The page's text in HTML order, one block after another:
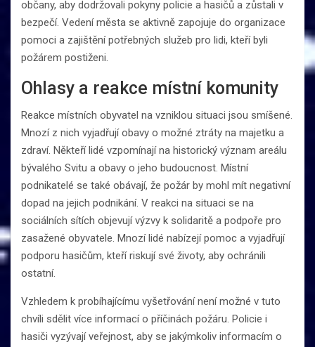
občany, aby dodržovali pokyny policie a hasičů a zůstali v
bezpečí. Vedení města se aktivně zapojuje do organizace
pomoci a zajištění potřebných služeb pro lidi, kteří byli
požárem postiženi.
Ohlasy a reakce místní komunity
Reakce místních obyvatel na vzniklou situaci jsou smíšené.
Mnozí z nich vyjadřují obavy o možné ztráty na majetku a
zdraví. Někteří lidé vzpomínají na historický význam areálu
bývalého Svitu a obavy o jeho budoucnost. Místní
podnikatelé se také obávají, že požár by mohl mít negativní
dopad na jejich podnikání. V reakci na situaci se na
sociálních sítích objevují výzvy k solidaritě a podpoře pro
zasažené obyvatele. Mnozí lidé nabízejí pomoc a vyjadřují
podporu hasičům, kteří riskují své životy, aby ochránili
ostatní.
Vzhledem k probíhajícímu vyšetřování není možné v tuto
chvíli sdělit více informací o příčinách požáru. Policie i
hasiči vyzývají veřejnost, aby se jakýmkoliv informacím o